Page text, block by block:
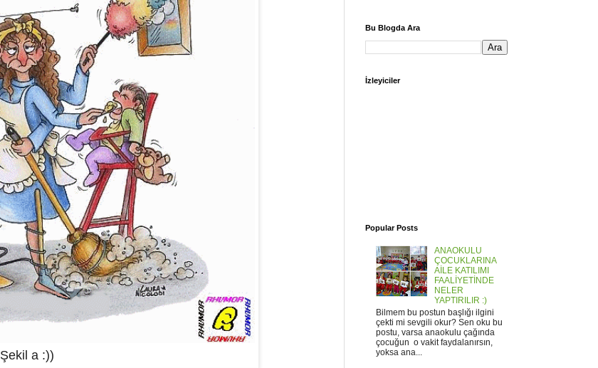
Şekil a :))
Bu Blogda Ara
İzleyiciler
Popular Posts
ANAOKULU
ÇOCUKLARINA
AİLE KATILIMI
FAALİYETİNDE
NELER
YAPTIRILIR :)
Bilmem bu postun başlığı ilgini
çekti mi sevgili okur? Sen oku bu
postu, varsa anaokulu çağında
çocuğun o vakit faydalanırsın,
yoksa ana...